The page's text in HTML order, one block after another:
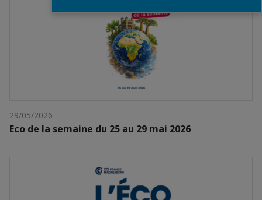
29/05/2026
Eco de la semaine du 25 au 29 mai 2026